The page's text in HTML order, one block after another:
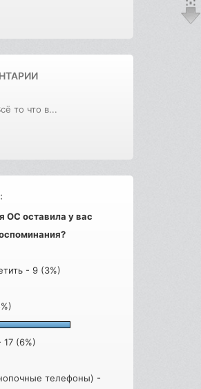
то что в...
ОС оставила у вас
- 9 (3%)
(6%)
телефоны) -